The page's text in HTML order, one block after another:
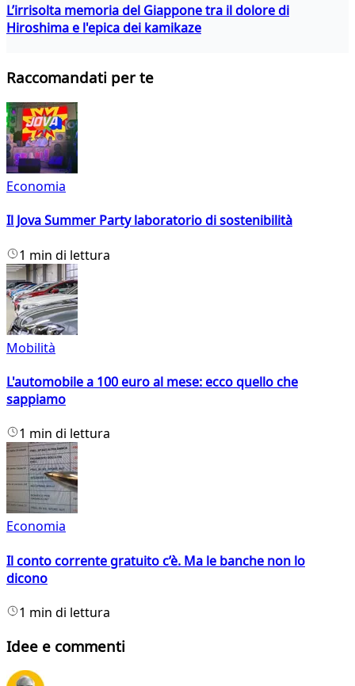
L’irrisolta memoria del Giappone tra il dolore di
Hiroshima e l'epica dei kamikaze
Raccomandati per te
Economia
Il Jova Summer Party laboratorio di sostenibilità
1 min di lettura
Mobilità
L'automobile a 100 euro al mese: ecco quello che
sappiamo
1 min di lettura
Economia
Il conto corrente gratuito c’è. Ma le banche non lo
dicono
1 min di lettura
Idee e commenti